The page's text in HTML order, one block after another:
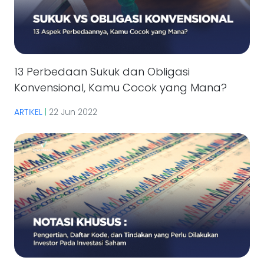
13 Perbedaan Sukuk dan Obligasi
Konvensional, Kamu Cocok yang Mana?
ARTIKEL 22 Jun 2022